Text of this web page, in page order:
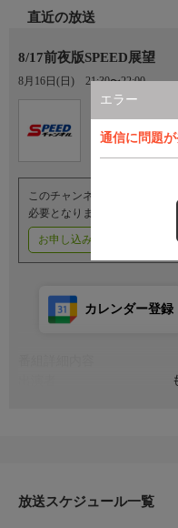
エラー
通信に問題
直近の放送
8/17前夜版SPEED展望
8月16日(日) 21:30〜22:00
このチャンネルのご視聴には
必要となります。
お申し込みはこちら
カレンダー登録
放送スケジュール一覧